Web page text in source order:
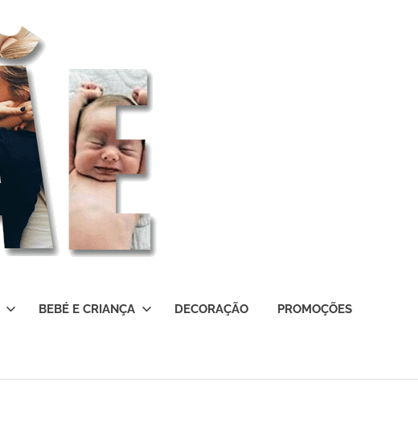
BEBÉ E CRIANÇA DECORAÇÃO PROMOÇÕES